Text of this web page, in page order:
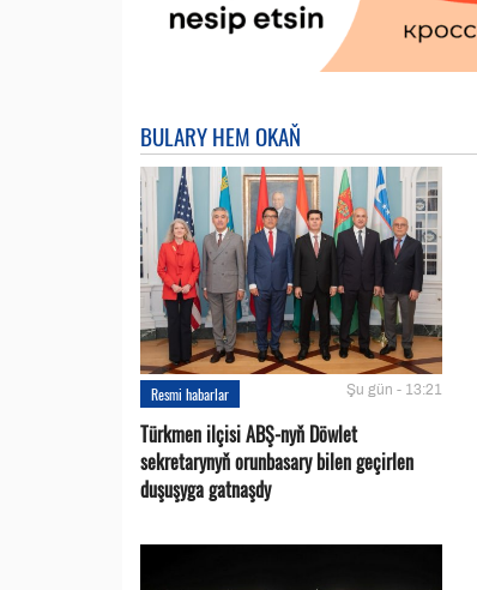
BULARY HEM OKAŇ
Resmi habarlar Şu gün - 13:21
Türkmen ilçisi ABŞ-nyň Döwlet
sekretarynyň orunbasary bilen geçirlen
duşuşyga gatnaşdy